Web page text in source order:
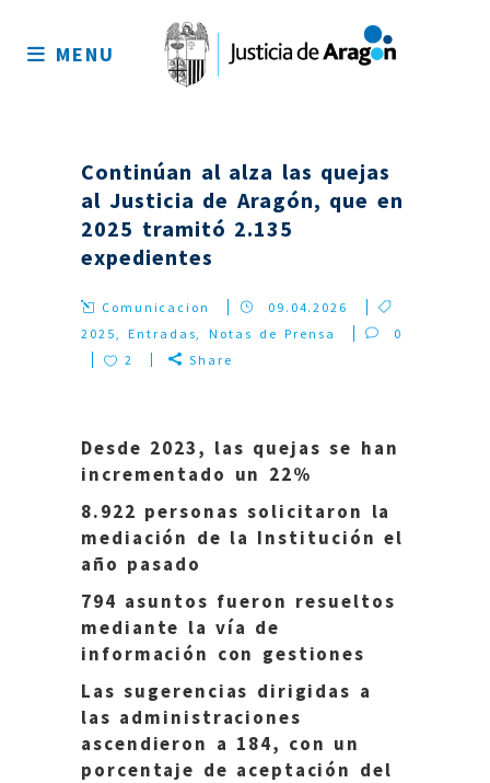
sitio
MENU
Continúan al alza las quejas
al Justicia de Aragón, que en
2025 tramitó 2.135
expedientes
Comunicacion
09.04.2026
2025,Entradas, Notas de Prensa
0
2
Share
Desde 2023, las quejas se han
incrementado un 22%
8.922 personas solicitaron la
mediación de la Institución el
año pasado
794 asuntos fueron resueltos
mediante la vía de
información con gestiones
Las sugerencias dirigidas a
las administraciones
ascendieron a 184, con un
porcentaje de aceptación del